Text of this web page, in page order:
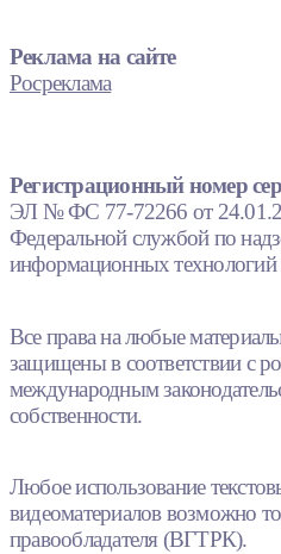
Реклама на сайте
Росреклама
Регистрационный номер
ЭЛ № ФС 77-72266 от
Федеральной службой по
информационных
Все права на любые
защищены в соответствии с
международным
собственности.
Любое использование
видеоматериалов возможно
правообладателя (ВГТРК).